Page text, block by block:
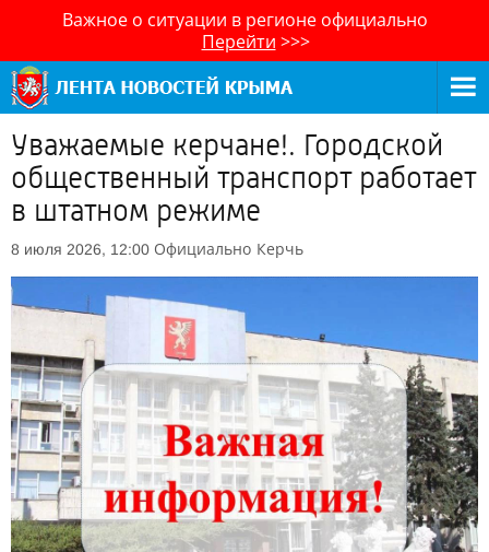
Важное о ситуации в регионе официально
Перейти >>>
Уважаемые керчане!. Городской
общественный транспорт работает
в штатном режиме
8 июля 2026, 12:00 Официально Керчь